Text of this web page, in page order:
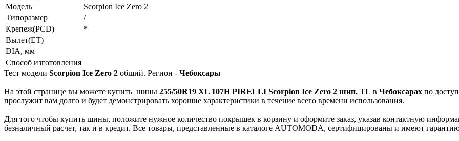
Модель
Scorpion Ice Zero 2
Типоразмер
/
Крепеж(PCD)
*
Вылет(ET)
DIA, мм
Способ изготовления
Тест модели Scorpion Ice Zero 2 общий. Регион - Чебоксары
На этой странице вы можете купить шины 255/50R19 XL 107H PIRELLI Scorpion Ice Zero 2 шип. TL в Чебоксарах по
прослужит вам долго и будет демонстрировать хорошие характеристики в течение всего времени использования.
Для того чтобы купить шины, положите нужное количество покрышек в корзину и оформите заказ, указав контактную
безналичный расчет, так и в кредит. Все товары, представленные в каталоге AUTOMODA, сертифицированы и имеют